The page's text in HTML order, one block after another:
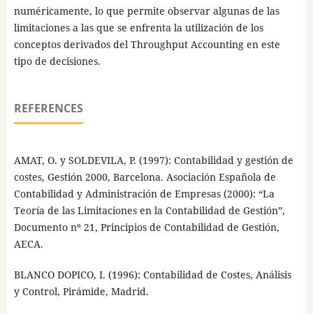
numéricamente, lo que permite observar algunas de las
limitaciones a las que se enfrenta la utilización de los
conceptos derivados del Throughput Accounting en este
tipo de decisiones.
REFERENCES
AMAT, O. y SOLDEVILA, P. (1997): Contabilidad y gestión de
costes, Gestión 2000, Barcelona. Asociación Española de
Contabilidad y Administración de Empresas (2000): “La
Teoría de las Limitaciones en la Contabilidad de Gestión”,
Documento nº 21, Principios de Contabilidad de Gestión,
AECA.
BLANCO DOPICO, I. (1996): Contabilidad de Costes, Análisis
y Control, Pirámide, Madrid.